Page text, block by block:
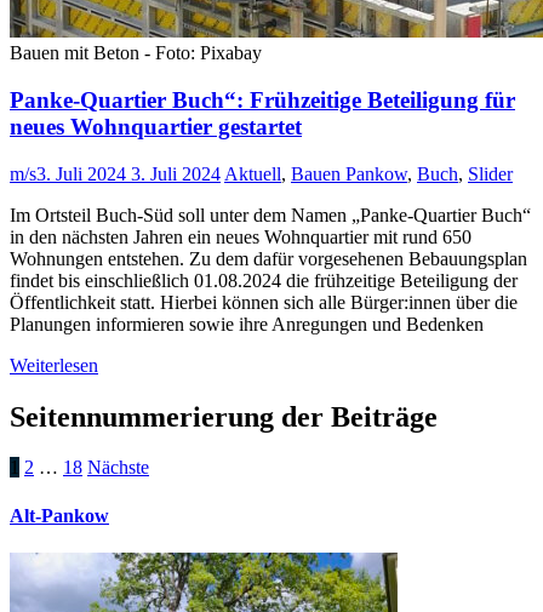
Bauen mit Beton - Foto: Pixabay
Panke-Quartier Buch“: Frühzeitige Beteiligung für
neues Wohnquartier gestartet
m/s3. Juli 2024 3. Juli 2024 Aktuell, Bauen Pankow, Buch, Slider
Im Ortsteil Buch-Süd soll unter dem Namen „Panke-Quartier Buch“
in den nächsten Jahren ein neues Wohnquartier mit rund 650
Wohnungen entstehen. Zu dem dafür vorgesehenen Bebauungsplan
findet bis einschließlich 01.08.2024 die frühzeitige Beteiligung der
Öffentlichkeit statt. Hierbei können sich alle Bürger:innen über die
Planungen informieren sowie ihre Anregungen und Bedenken
Weiterlesen
Seitennummerierung der Beiträge
1 2 … 18 Nächste
Alt-Pankow